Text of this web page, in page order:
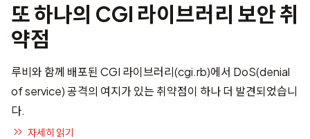
또 하나의 CGI 라이브러리 보안 취
약점
루비와 함께 배포된 CGI 라이브러리(cgi.rb)에서 DoS(denial
of service) 공격의 여지가 있는 취약점이 하나 더 발견되었습니
다.
자세히 읽기